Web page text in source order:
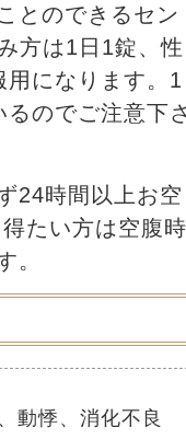
とのできるセン
方は1日1錠、性
になります。1
るのでご注意下
24時間以上お空
たい方は空腹時
。
動悸、消化不良